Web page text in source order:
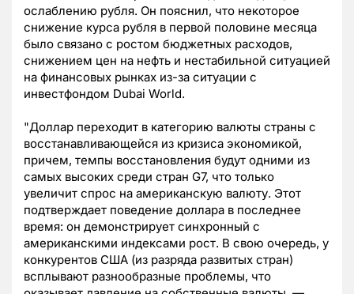
ослаблению рубля. Он пояснил, что некоторое
снижение курса рубля в первой половине месяца
было связано с ростом бюджетных расходов,
снижением цен на нефть и нестабильной ситуацией
на финансовых рынках из-за ситуации c
инвестфондом Dubai World.
"Доллар переходит в категорию валюты страны с
восстанавливающейся из кризиса экономикой,
причем, темпы восстановления будут одними из
самых высоких среди стран G7, что только
увеличит спрос на американскую валюту. Этот
подтверждает поведение доллара в последнее
время: он демонстрирует синхронный с
американскими индексами рост. В свою очередь, у
конкурентов США (из разряда развитых стран)
всплывают разнообразные проблемы, что